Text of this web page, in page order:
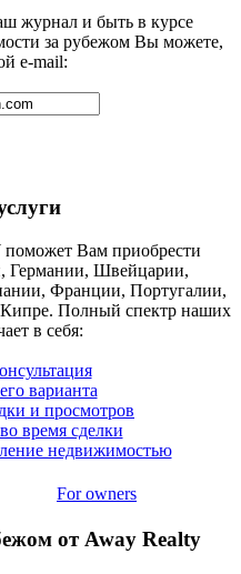
журнал и быть в курсе
за рубежом Вы можете,
e-mail:
Вам приобрести
Германии, Швейцарии,
Франции, Португалии,
Полный спектр наших
в себя:
варианта
и просмотров
время сделки
недвижимостью
For owners
от Away Realty